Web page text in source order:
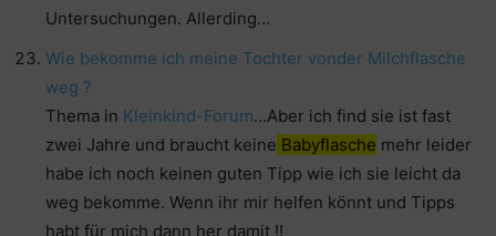
Untersuchungen. Allerding…
Wie bekomme ich meine Tochter vonder Milchflasche
weg ?
Thema in Kleinkind-Forum…Aber ich find sie ist fast
zwei Jahre und braucht keine Babyflasche mehr leider
habe ich noch keinen guten Tipp wie ich sie leicht da
weg bekomme. Wenn ihr mir helfen könnt und Tipps
habt für mich dann her damit !!